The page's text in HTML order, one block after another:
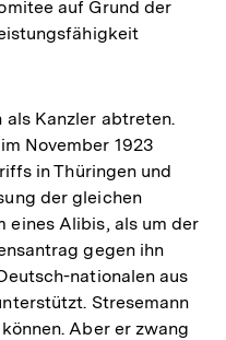
auf Grund der
Kanzler abtreten.
November 1923
in Thüringen und
der gleichen
eines Alibis, als um der
gegen ihn
nationalen aus
Stresemann
Aber er zwang